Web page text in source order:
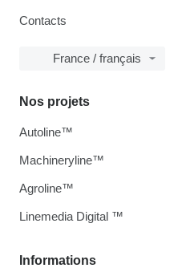
Contacts
France / français
Informations
Nos projets
Autoline™
Machineryline™
Agroline™
Linemedia Digital ™